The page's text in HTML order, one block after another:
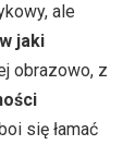
ale
jaki
obrazowo, z
się łamać